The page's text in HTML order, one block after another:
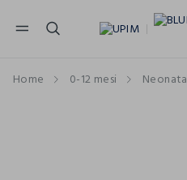
NAVIGATION.ARIA.GOTOMAINCONTENT
Home 0-12 mesi Neonata